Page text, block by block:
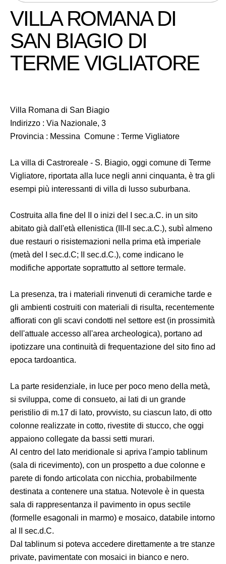
VILLA ROMANA DI
SAN BIAGIO DI
TERME VIGLIATORE
Villa Romana di San Biagio
Indirizzo : Via Nazionale, 3
Provincia : Messina Comune : Terme Vigliatore
La villa di Castroreale - S. Biagio, oggi comune di Terme
Vigliatore, riportata alla luce negli anni cinquanta, è tra gli
esempi più interessanti di villa di lusso suburbana.
Costruita alla fine del II o inizi del I sec.a.C. in un sito
abitato già dall'età ellenistica (III-II sec.a.C.), subì almeno
due restauri o risistemazioni nella prima età imperiale
(metà del I sec.d.C; II sec.d.C.), come indicano le
modifiche apportate soprattutto al settore termale.
La presenza, tra i materiali rinvenuti di ceramiche tarde e
gli ambienti costruiti con materiali di risulta, recentemente
affiorati con gli scavi condotti nel settore est (in prossimità
dell'attuale accesso all'area archeologica), portano ad
ipotizzare una continuità di frequentazione del sito fino ad
epoca tardoantica.
La parte residenziale, in luce per poco meno della metà,
si sviluppa, come di consueto, ai lati di un grande
peristilio di m.17 di lato, provvisto, su ciascun lato, di otto
colonne realizzate in cotto, rivestite di stucco, che oggi
appaiono collegate da bassi setti murari.
Al centro del lato meridionale si apriva l'ampio tablinum
(sala di ricevimento), con un prospetto a due colonne e
parete di fondo articolata con nicchia, probabilmente
destinata a contenere una statua. Notevole è in questa
sala di rappresentanza il pavimento in opus sectile
(formelle esagonali in marmo) e mosaico, databile intorno
al II sec.d.C.
Dal tablinum si poteva accedere direttamente a tre stanze
private, pavimentate con mosaici in bianco e nero.